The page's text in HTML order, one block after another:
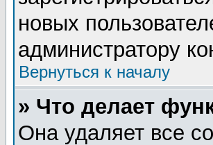
новых
администратору
Вернуться к началу
» Что делает
Она удаляет все